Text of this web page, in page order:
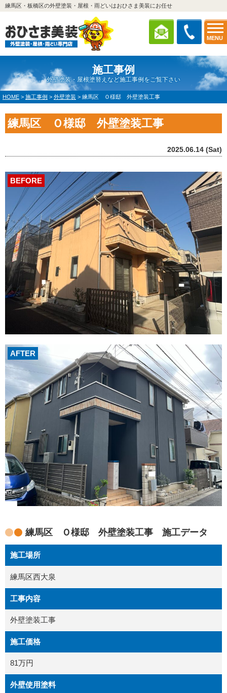
MENU
練馬区・板橋区の外壁塗装・屋根・雨どいはおひさま美装にお任せ
施工事例
外壁塗装・屋根塗替えなど施工事例をご覧下さい
HOME > 施工事例 > 外壁塗装 > 練馬区 Ｏ様邸 外壁塗装工事
練馬区 Ｏ様邸 外壁塗装工事
2025.06.14 (Sat)
AFTER
BEFORE
練馬区 Ｏ様邸 外壁塗装工事 施工データ
施工場所
練馬区西大泉
工事内容
外壁塗装工事
施工価格
81万円
外壁使用塗料